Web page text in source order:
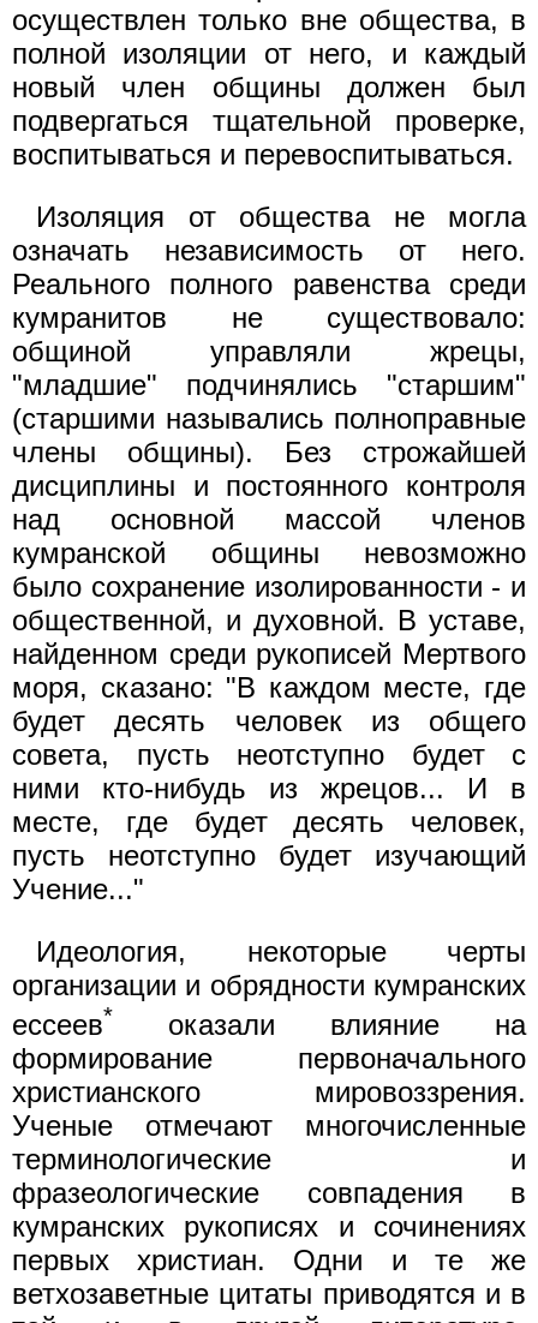
осуществлен только вне общества, в
полной изоляции от него, и каждый
новый член общины должен был
подвергаться тщательной проверке,
воспитываться и перевоспитываться.
Изоляция от общества не могла
означать независимость от него.
Реального полного равенства среди
кумранитов не существовало:
общиной управляли жрецы,
"младшие" подчинялись "старшим"
(старшими назывались полноправные
члены общины). Без строжайшей
дисциплины и постоянного контроля
над основной массой членов
кумранской общины невозможно
было сохранение изолированности - и
общественной, и духовной. В уставе,
найденном среди рукописей Мертвого
моря, сказано: "В каждом месте, где
будет десять человек из общего
совета, пусть неотступно будет с
ними кто-нибудь из жрецов... И в
месте, где будет десять человек,
пусть неотступно будет изучающий
Учение..."
Идеология, некоторые черты
организации и обрядности кумранских
ессеев*
оказали влияние на
формирование первоначального
христианского мировоззрения.
Ученые отмечают многочисленные
терминологические и
фразеологические совпадения в
кумранских рукописях и сочинениях
первых христиан. Одни и те же
ветхозаветные цитаты приводятся и в